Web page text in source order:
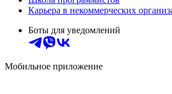
Карьера в некоммерческих
Боты для уведомлений
Мобильное приложение